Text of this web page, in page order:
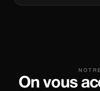
On vous